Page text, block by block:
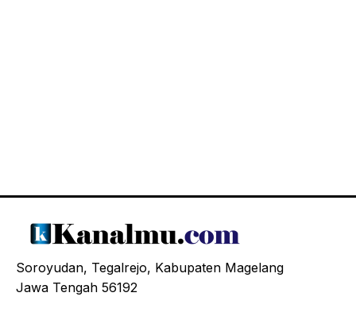
Soroyudan, Tegalrejo, Kabupaten Magelang
Jawa Tengah 56192